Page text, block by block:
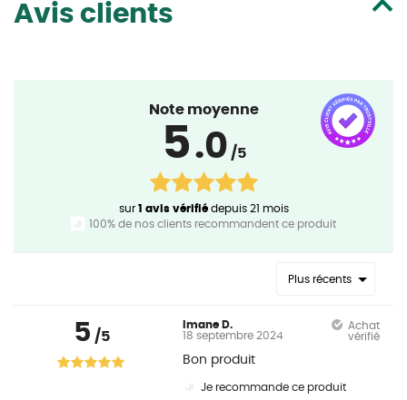
Avis clients
Note moyenne
5.0 /5
sur1 avis vérifiédepuis 21 mois
100% de nos clients recommandent ce produit
Plus récents
5 /5
Imane D.
18 septembre 2024
Achat
vérifié
Bon produit
Je recommande ce produit